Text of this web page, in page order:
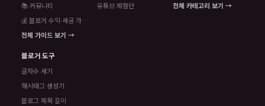
📚 커뮤니티
💰 블로거 수익·세금 가이드
전체 가이드 보기 →
유튜브 체험단
전체 카테고리 보기 →
블로거 도구
글자수 세기
해시태그 생성기
블로그 제목 길이